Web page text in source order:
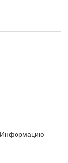
Информацию